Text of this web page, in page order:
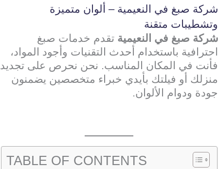
شركة صبغ في النعيمية – ألوان متميزة
وتشطيبات متقنة
شركة صبغ في النعيمية تقدم خدمات صبغ
احترافية باستخدام أحدث التقنيات وأجود المواد،
فأنت في المكان المناسب. نحن نحرص على تجديد
منزلك أو فيلتك بأيدي خبراء متخصصين يضمنون
جودة ودوام الألوان.
TABLE OF CONTENTS